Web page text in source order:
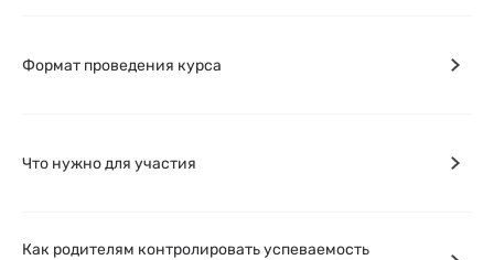
Формат проведения курса
Что нужно для участия
Как родителям контролировать успеваемость